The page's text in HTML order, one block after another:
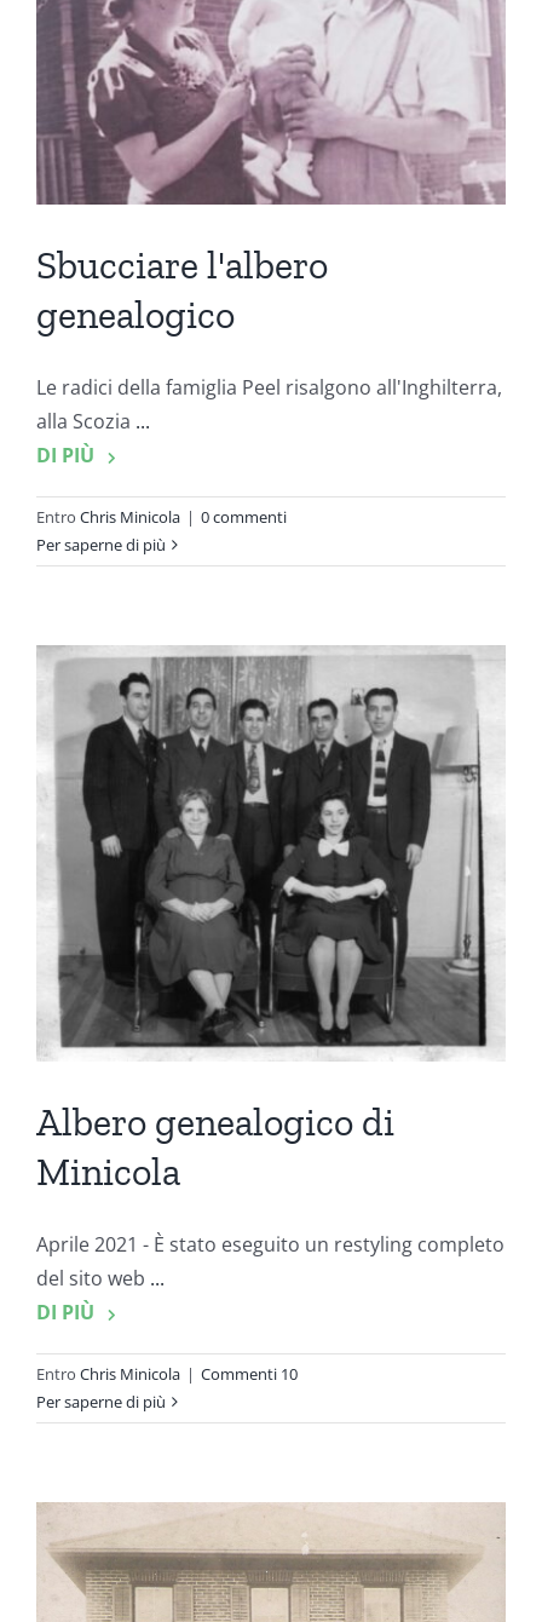
Sbucciare l'albero
genealogico
Le radici della famiglia Peel risalgono all'Inghilterra,
alla Scozia ...
DI PIÙ
Entro Chris Minicola | 0 commenti
Per saperne di più
Albero genealogico di
Minicola
Aprile 2021 - È stato eseguito un restyling completo
del sito web ...
DI PIÙ
Entro Chris Minicola | Commenti 10
Per saperne di più